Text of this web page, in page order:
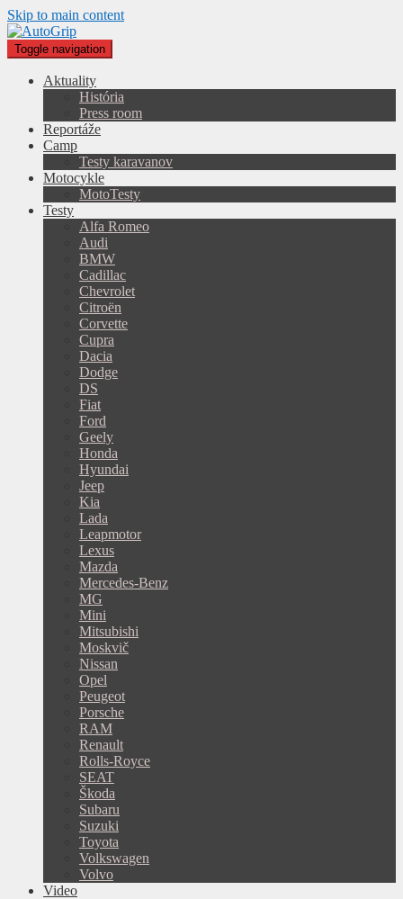
Skip to main content
Toggle navigation
Aktuality
História
Press room
Reportáže
Camp
Testy karavanov
Motocykle
MotoTesty
Testy
Alfa Romeo
Audi
BMW
Cadillac
Chevrolet
Citroën
Corvette
Cupra
Dacia
Dodge
DS
Fiat
Ford
Geely
Honda
Hyundai
Jeep
Kia
Lada
Leapmotor
Lexus
Mazda
Mercedes-Benz
MG
Mini
Mitsubishi
Moskvič
Nissan
Opel
Peugeot
Porsche
RAM
Renault
Rolls-Royce
SEAT
Škoda
Subaru
Suzuki
Toyota
Volkswagen
Volvo
Video